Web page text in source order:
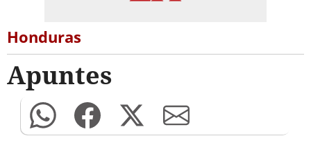
Honduras
Apuntes